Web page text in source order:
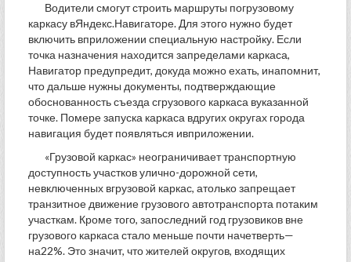
Водители смогут строить маршруты погрузовому
каркасу вЯндекс.Навигаторе. Для этого нужно будет
включить вприложении специальную настройку. Если
точка назначения находится запределами каркаса,
Навигатор предупредит, докуда можно ехать, инапомнит,
что дальше нужны документы, подтверждающие
обоснованность съезда сгрузового каркаса вуказанной
точке. Помере запуска каркаса вдругих округах города
навигация будет появляться ивприложении.
«Грузовой каркас» неограничивает транспортную
доступность участков улично-дорожной сети,
невключенных вгрузовой каркас, атолько запрещает
транзитное движение грузового автотранспорта потаким
участкам. Кроме того, запоследний год грузовиков вне
грузового каркаса стало меньше почти начетверть—
на22%. Это значит, что жителей округов, входящих